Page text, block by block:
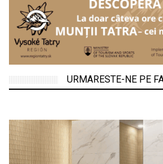
URMARESTE-NE PE